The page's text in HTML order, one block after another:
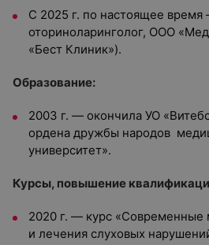
С 2025 г. по настоящее
оториноларинголог, ООО
«Бест Клиник»).
Образование:
2003 г. — окончила УО
ордена дружбы народов
университет».
Курсы, повышение
2020 г. — курс «Современные
и лечения слуховых